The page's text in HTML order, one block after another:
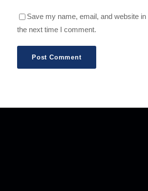
Save my name, email, and website
the next time I comment.